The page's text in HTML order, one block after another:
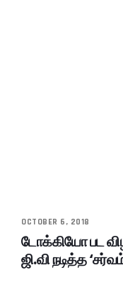
OCTOBER 6, 2018
டோக்கியோ பட
ஜி.வி நடித்த